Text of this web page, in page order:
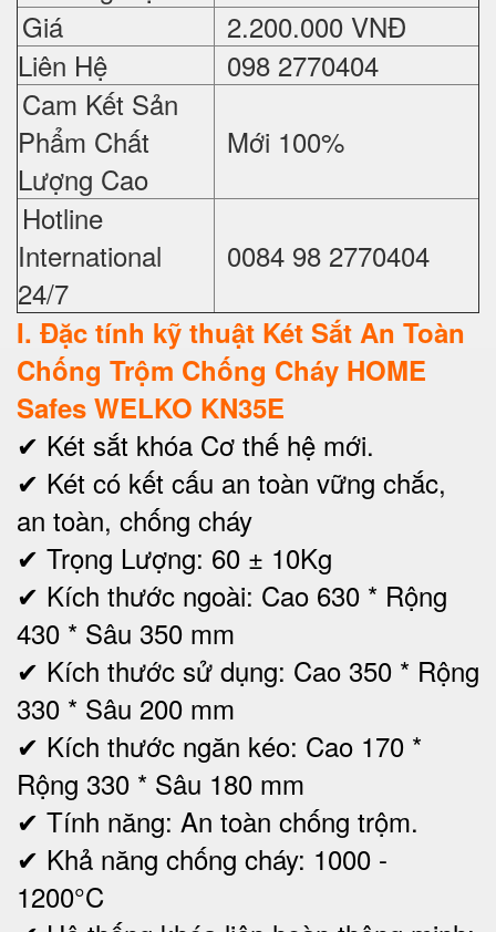
Giá
2.200.000 VNĐ
Liên Hệ
098 2770404
Cam Kết Sản
Phẩm Chất
Lượng Cao
Mới 100%
Hotline
International
24/7
0084 98 2770404
I. Đặc tính kỹ thuật Két Sắt An Toàn
Chống Trộm Chống Cháy HOME
Safes WELKO KN35E
✔ Két sắt khóa Cơ thế hệ mới.
✔ Két có kết cấu an toàn vững chắc,
an toàn, chống cháy
✔ Trọng Lượng: 60 ± 10Kg
✔ Kích thước ngoài: Cao 630 * Rộng
430 * Sâu 350 mm
✔ Kích thước sử dụng: Cao 350 * Rộng
330 * Sâu 200 mm
✔ Kích thước ngăn kéo: Cao 170 *
Rộng 330 * Sâu 180 mm
✔ Tính năng: An toàn chống trộm.
✔ Khả năng chống cháy: 1000 -
1200°C